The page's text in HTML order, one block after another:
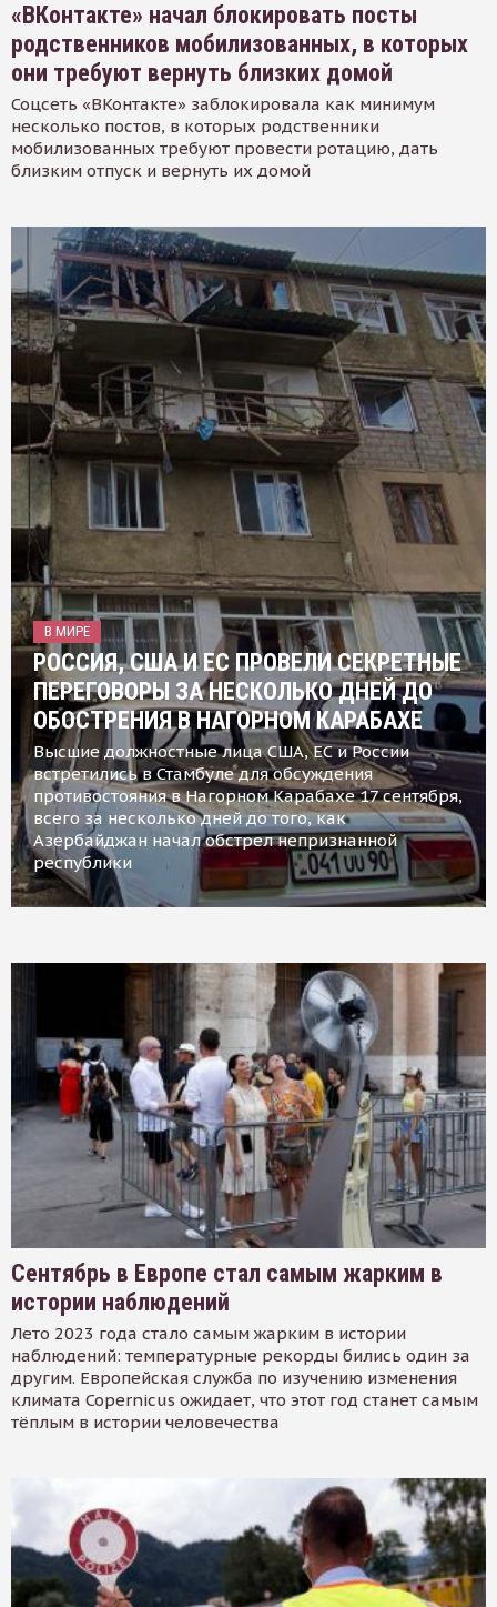
«ВКонтакте» начал блокировать посты
родственников мобилизованных, в которых
они требуют вернуть близких домой
Соцсеть «ВКонтакте» заблокировала как минимум
несколько постов, в которых родственники
мобилизованных требуют провести ротацию, дать
близким отпуск и вернуть их домой
В МИРЕ
РОССИЯ, США И ЕС ПРОВЕЛИ СЕКРЕТНЫЕ
ПЕРЕГОВОРЫ ЗА НЕСКОЛЬКО ДНЕЙ ДО
ОБОСТРЕНИЯ В НАГОРНОМ КАРАБАХЕ
Высшие должностные лица США, ЕС и России
встретились в Стамбуле для обсуждения
противостояния в Нагорном Карабахе 17 сентября,
всего за несколько дней до того, как
Азербайджан начал обстрел непризнанной
республики
Сентябрь в Европе стал самым жарким в
истории наблюдений
Лето 2023 года стало самым жарким в истории
наблюдений: температурные рекорды бились один за
другим. Европейская служба по изучению изменения
климата Copernicus ожидает, что этот год станет самым
тёплым в истории человечества